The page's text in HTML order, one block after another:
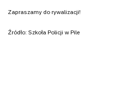
Zapraszamy do rywalizacji!
Źródło: Szkoła Policji w Pile